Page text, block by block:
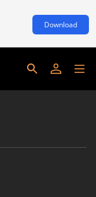
Download